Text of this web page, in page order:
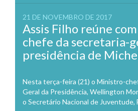
21 DE NOVEMBRO DE 2017
Assis Filho reúne
chefe da secretaria-
presidência de
Nesta terça-feira (21) o Ministro-
Geral da Presidência, Wellington
o Secretário Nacional de Juventude,